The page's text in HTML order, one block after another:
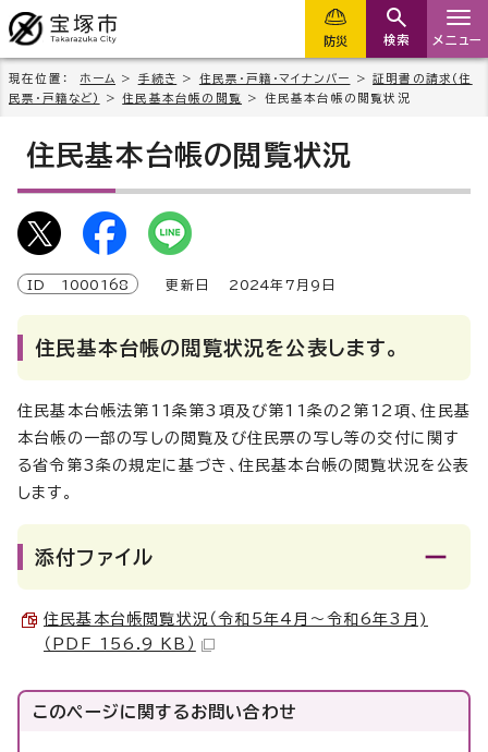
防災 検索 メニュー
現在位置： ホーム > 手続き > 住民票・戸籍・マイナンバー >証明書の請求(住
民票・戸籍など)
>住民基本台帳の閲覧 > 住民基本台帳の閲覧状況
住民基本台帳の閲覧状況
ID 1000168 更新日 2024年7月9日
住民基本台帳の閲覧状況を公表します。
住民基本台帳法第11条第3項及び第11条の2第12項、住民基
本台帳の一部の写しの閲覧及び住民票の写し等の交付に関す
る省令第3条の規定に基づき、住民基本台帳の閲覧状況を公表
します。
添付ファイル
住民基本台帳閲覧状況（令和5年4月～令和6年3月)
（PDF 156.9 KB）
このページに関するお問い合わせ